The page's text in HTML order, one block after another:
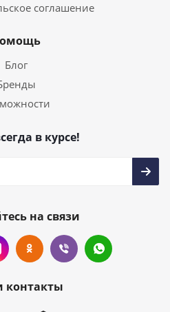
соглашение
Блог
в курсе!
на связи